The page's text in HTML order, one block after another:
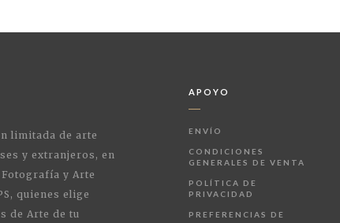
limitada de arte
y extranjeros, en
y Arte
quienes elige
de Arte de tu
APOYO
ENVÍO
CONDICIONES
GENERALES DE VENTA
POLÍTICA DE
PRIVACIDAD
PREFERENCIAS DE